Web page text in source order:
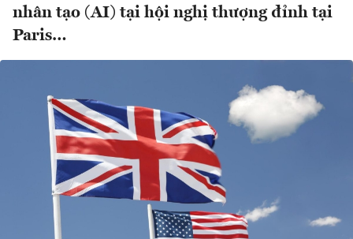
nhân tạo (AI) tại hội nghị thượng đỉnh tại
Paris…